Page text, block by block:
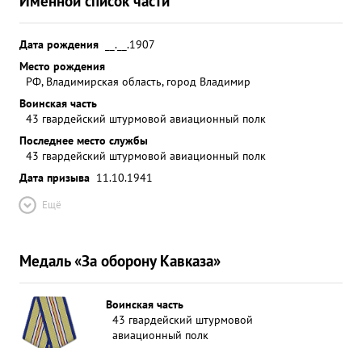
Дата рождения
__.__.1907
Место рождения
РФ, Владимирская область, город Владимир
Воинская часть
43 гвардейский штурмовой авиационный полк
Последнее место службы
43 гвардейский штурмовой авиационный полк
Дата призыва 11.10.1941
Ещё
Медаль «За оборону Кавказа»
Воинская часть
43 гвардейский штурмовой
авиационный полк